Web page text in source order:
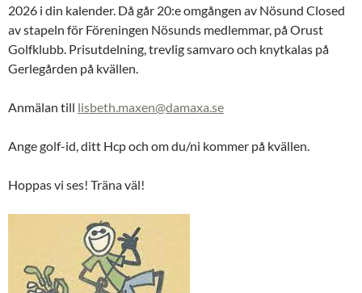
2026 i din kalender. Då går 20:e omgången av Nösund Closed
av stapeln för Föreningen Nösunds medlemmar, på Orust
Golfklubb. Prisutdelning, trevlig samvaro och knytkalas på
Gerlegården på kvällen.
Anmälan till lisbeth.maxen@damaxa.se
Ange golf-id, ditt Hcp och om du/ni kommer på kvällen.
Hoppas vi ses! Träna väl!